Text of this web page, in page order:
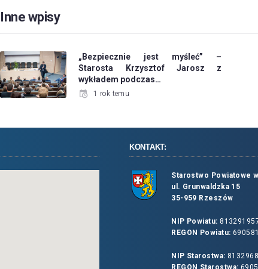
Inne wpisy
„Bezpiecznie jest myśleć” –
Starosta Krzysztof Jarosz z
wykładem podczas…
1 rok temu
KONTAKT:
Starostwo Powiatowe
ul. Grunwaldzka 15
35-959 Rzeszów
NIP Powiatu:
REGON Powiatu:
NIP Starostwa:
REGON Starostwa: